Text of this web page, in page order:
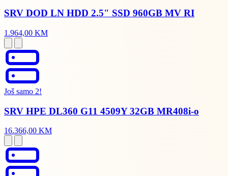
SRV DOD LN HDD 2.5" SSD 960GB MV RI
1.964,00 KM
Još samo 2!
SRV HPE DL360 G11 4509Y 32GB MR408i-o
16.366,00 KM